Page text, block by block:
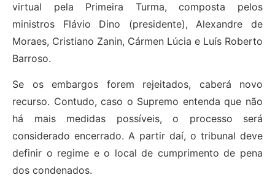
virtual pela Primeira Turma, composta pelos
ministros Flávio Dino (presidente), Alexandre de
Moraes, Cristiano Zanin, Cármen Lúcia e Luís Roberto
Barroso.
Se os embargos forem rejeitados, caberá novo
recurso. Contudo, caso o Supremo entenda que não
há mais medidas possíveis, o processo será
considerado encerrado. A partir daí, o tribunal deve
definir o regime e o local de cumprimento de pena
dos condenados.